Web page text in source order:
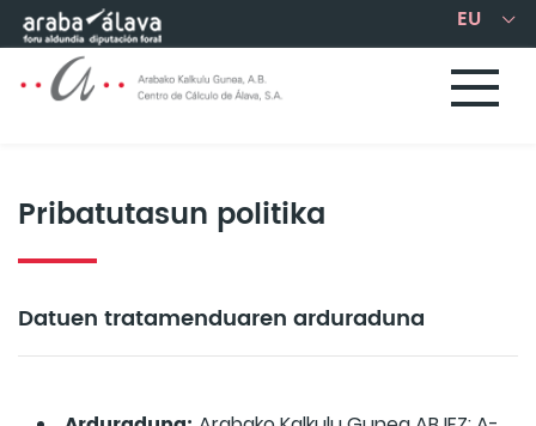
Eduki nagusira joan
Pribatutasun politika
Datuen tratamenduaren arduraduna